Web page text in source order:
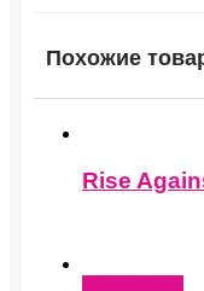
Похожие
Rise